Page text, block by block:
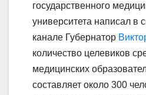
государственного
университета написал в
канале Губернатор
количество целевиков
медицинских
составляет около 300